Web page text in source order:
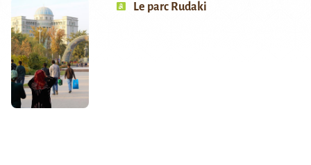
Le parc Rudaki